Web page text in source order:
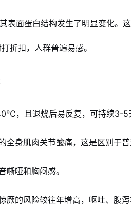
表面蛋白结构发生了明显变化
折扣，人群普遍易感。
，且退烧后易反复，可持续3-5
全身肌肉关节酸痛，这是区别于普
嘶哑和胸闷感。
厥的风险较往年增高，呕吐、腹泻